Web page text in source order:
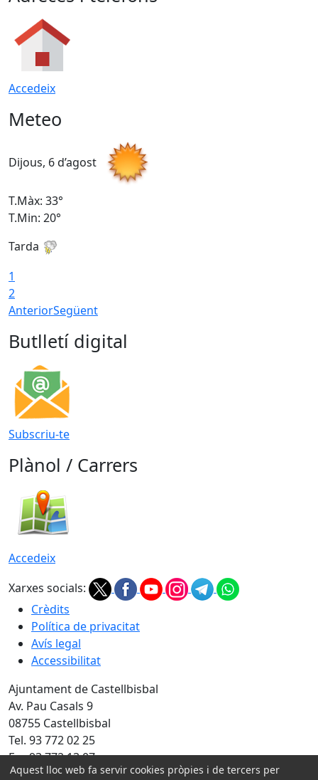
Accedeix
Meteo
Dijous, 6 d’agost
T.Màx: 33°
T.Min: 20°
Tarda
1
2
AnteriorSegüent
Butlletí digital
Subscriu-te
Plànol / Carrers
Accedeix
Xarxes socials:
Crèdits
Política de privacitat
Avís legal
Accessibilitat
Ajuntament de Castellbisbal
Av. Pau Casals 9
08755 Castellbisbal
Tel. 93 772 02 25
Fax 93 772 13 07
Aquest lloc web fa servir cookies pròpies i de tercers per